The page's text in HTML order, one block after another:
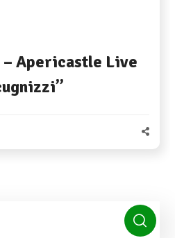
– Apericastle Live